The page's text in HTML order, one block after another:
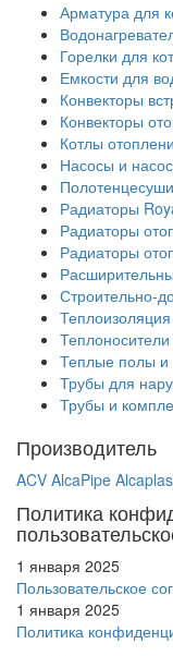
Арматура для
Горелки для
Емкости для
Конвекторы
Конвекторы
Котлы
Насосы и
Радиаторы
Радиаторы
Радиаторы
Строительно-
Теплоизоляция
Теплоносители
Теплые полы и
Трубы для
Трубы и
Производитель
ACV AlcaPipe
Политика
1 января 2025
Пользовательское
1 января 2025
Политика